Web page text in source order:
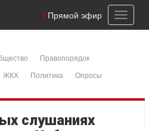
Toggle
Прямой эфир
Правопорядок
ЖКХ Политика
Опросы
слушаниях